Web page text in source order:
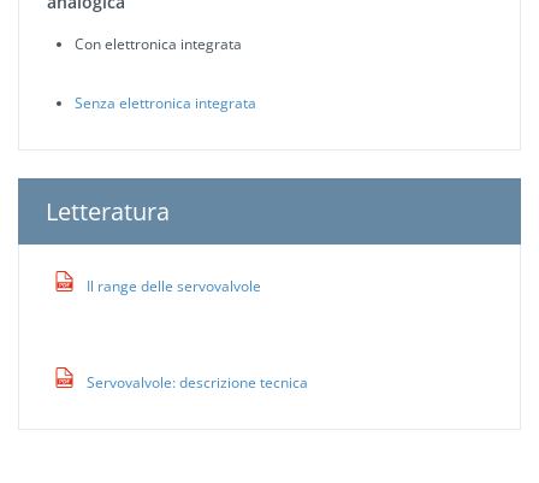
Con elettronica integrata
Senza elettronica integrata
Letteratura
Il range delle servovalvole
Servovalvole: descrizione tecnica